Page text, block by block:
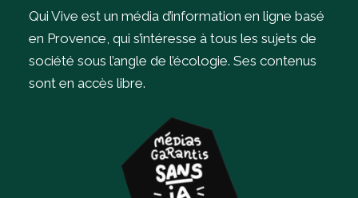
Qui Vive est un média d’information en ligne basé
en Provence, qui s’intéresse à tous les sujets de
société sous l’angle de l’écologie. Ses contenus
sont en accès libre.